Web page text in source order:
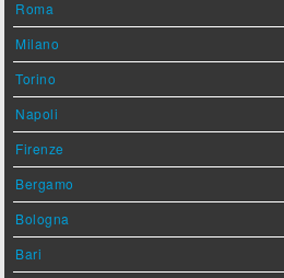
Roma
Milano
Torino
Napoli
Firenze
Bergamo
Bologna
Bari